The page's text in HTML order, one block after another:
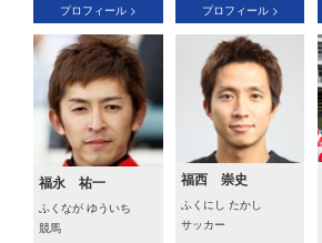
プロフィール > プロフィール >
福永 祐一
ふくなが ゆういち
競馬
福西 崇史
ふくにし たかし
サッカー